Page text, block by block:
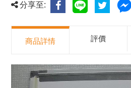
分享至:
商品詳情 評價